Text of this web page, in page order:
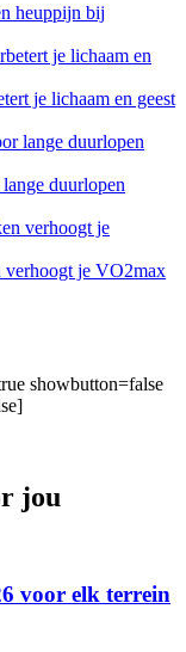
heuppijn bij
je lichaam en geest
duurlopen
verhoogt je VO2max
showbutton=false
jou
voor elk terrein